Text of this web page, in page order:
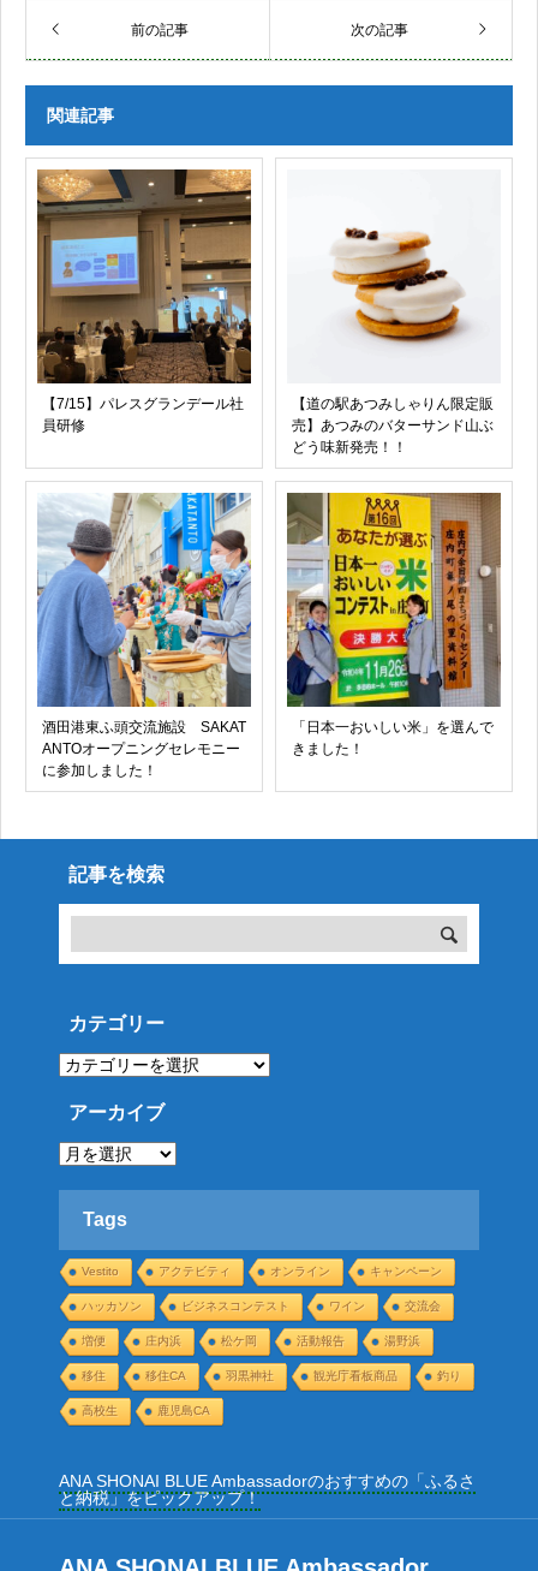
前の記事 次の記事
関連記事
【7/15】パレスグランデール社
員研修
【道の駅あつみしゃりん限定販
売】あつみのバターサンド山ぶ
どう味新発売！！
酒田港東ふ頭交流施設 SAKAT
ANTOオープニングセレモニー
に参加しました！
「日本一おいしい米」を選んで
きました！
記事を検索
カテゴリー
カ
テ
リ
ー
アーカイブ
ア
ー
Tags
Vestito アクテビティ オンライン キャンペーン
ハッカソン ビジネスコンテスト ワイン 交流会
増便 庄内浜 松ケ岡 活動報告 湯野浜
移住 移住CA 羽黒神社 観光庁看板商品 釣り
高校生 鹿児島CA
ANA SHONAI BLUE Ambassadorのおすすめの「ふるさ
と納税」をピックアップ！